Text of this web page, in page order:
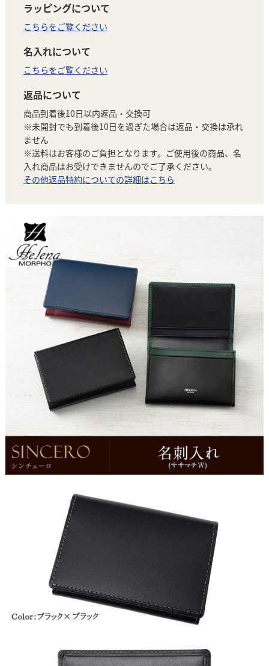
ラッピングについて
こちらをご覧ください
名入れについて
こちらをご覧ください
返品について
商品到着後10日以内返品・交換可
※未開封でも到着後10日を過ぎた場合は返品・交換は承れ
ません
※送料はお客様のご負担となります。ご使用後の商品、名
入れ商品はお受けできませんのでご了承ください。
その他返品特約についての詳細はこちら